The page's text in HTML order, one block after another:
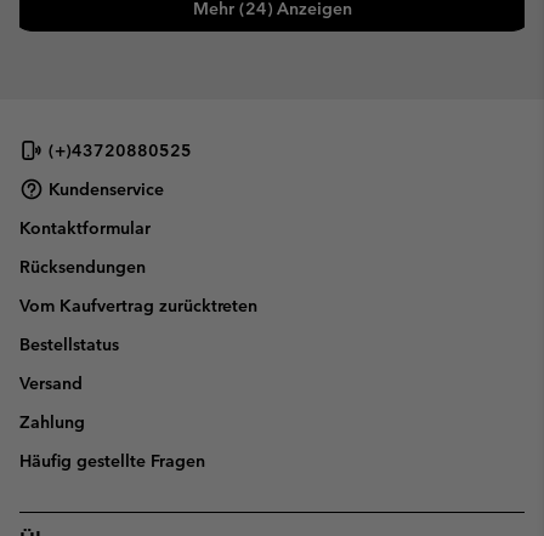
Mehr (24) Anzeigen
(+)43720880525
Kundenservice
Kontaktformular
Rücksendungen
Vom Kaufvertrag zurücktreten
Bestellstatus
Versand
Zahlung
Häufig gestellte Fragen